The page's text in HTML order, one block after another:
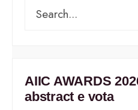
AIIC AWARDS
abstract e vota